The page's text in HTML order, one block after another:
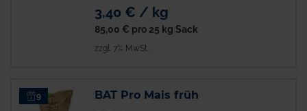
3,40 € / kg
85,00 € pro 25 kg Sack
zzgl. 7% MwSt.
9 BAT Pro Mais früh